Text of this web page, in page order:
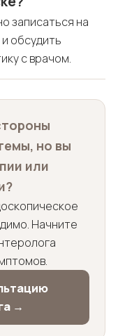
записаться на
и обсудить
с врачом.
но вы
или
Начните
→